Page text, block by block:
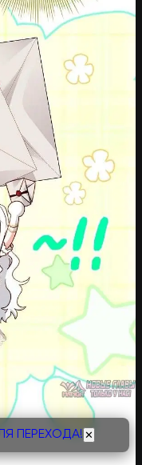
ПЕРЕХОДА! ✕